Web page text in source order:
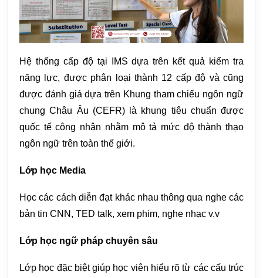
Hệ thống cấp độ tại IMS dựa trên kết quả kiểm tra
năng lực, được phân loại thành 12 cấp độ và cũng
được đánh giá dựa trên Khung tham chiếu ngôn ngữ
chung Châu Âu (CEFR) là khung tiêu chuẩn được
quốc tế công nhận nhằm mô tả mức độ thành thạo
ngôn ngữ trên toàn thế giới.
Lớp học Media
Học các cách diễn đạt khác nhau thông qua nghe các
bản tin CNN, TED talk, xem phim, nghe nhạc v.v
Lớp học ngữ pháp chuyên sâu
Lớp học đặc biệt giúp học viên hiểu rõ từ các cấu trúc